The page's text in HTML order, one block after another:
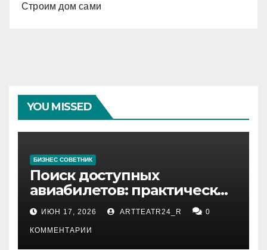
Строим дом сами
YOU MISSED
БИЗНЕС СОВЕТНИК
Поиск доступных
авиабилетов: практические
рекомендации
ИЮН 17, 2026 ARTTEATR24_R 0
КОММЕНТАРИИ